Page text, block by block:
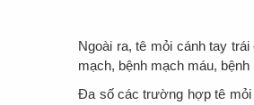
Ngoài ra, tê mỏi cánh tay
mạch, bệnh mạch máu,
Đa số các trường hợp tê mỏi